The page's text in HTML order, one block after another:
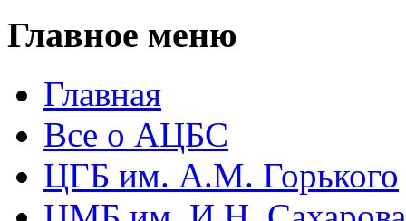
Главное меню
Главная
Все о АЦБС
ЦГБ им. А.М. Горького